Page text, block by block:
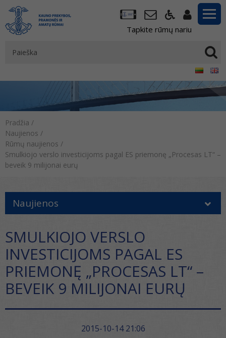
Tapkite rūmų nariu
Pradžia /
Naujienos /
Rūmų naujienos /
Smulkiojo verslo investicijoms pagal ES priemonę „Procesas LT“ –
beveik 9 milijonai eurų
Naujienos
SMULKIOJO VERSLO
INVESTICIJOMS PAGAL ES
PRIEMONĘ „PROCESAS LT“ –
BEVEIK 9 MILIJONAI EURŲ
2015-10-14 21:06